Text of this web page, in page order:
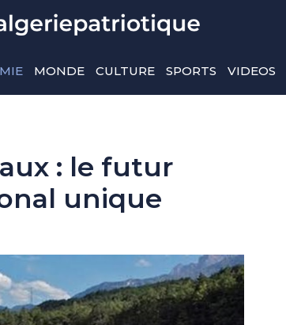
MONDE CULTURE SPORTS VIDEOS
: le futur
unique